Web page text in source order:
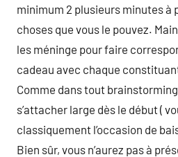
minimum 2 plusieurs minutes à
choses que vous le pouvez.
les méninge pour faire
cadeau avec chaque
Comme dans tout
s’attacher large dès le début (
classiquement l’occasion de
Bien sûr, vous n’aurez pas à